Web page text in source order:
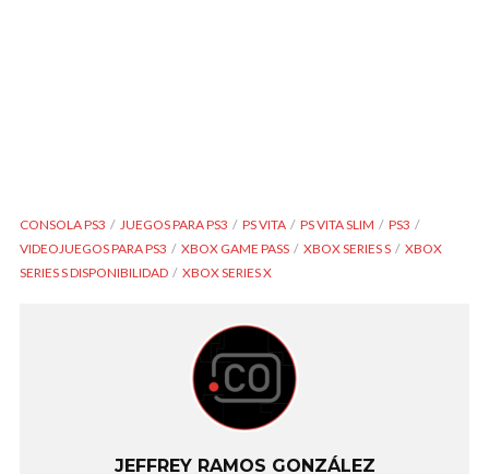
CONSOLA PS3 JUEGOS PARA PS3 PS VITA PS VITA SLIM
PS3
VIDEOJUEGOS PARA PS3
XBOX GAME PASS XBOX SERIES S
XBOX
SERIES S DISPONIBILIDAD
XBOX SERIES X
JEFFREY RAMOS GONZÁLEZ